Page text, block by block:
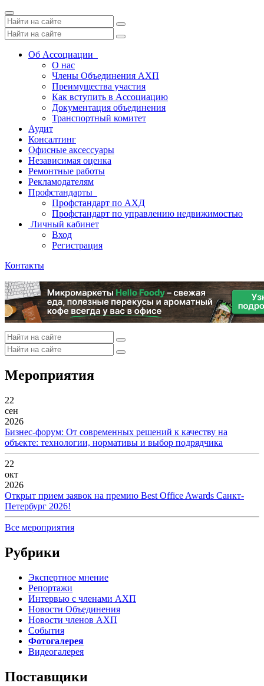
Toggle
navigation
Об Ассоциации
О нас
Члены Объединения АХП
Преимущества участия
Как вступить в Ассоциацию
Документация объединения
Транспортный комитет
Аудит
Консалтинг
Офисные аксессуары
Независимая оценка
Ремонтные работы
Рекламодателям
Профстандарты
Профстандарт по АХД
Профстандарт по управлению недвижимостью
Личный кабинет
Вход
Регистрация
Контакты
Мероприятия
22
сен
2026
Бизнес-форум: От современных решений к качеству на
объекте: технологии, нормативы и выбор подрядчика
22
окт
2026
Открыт прием заявок на премию Best Office Awards Санкт-
Петербург 2026!
Все мероприятия
Рубрики
Экспертное мнение
Репортажи
Интервью с членами АХП
Новости Объединения
Новости членов АХП
События
Фотогалерея
Видеогалерея
Поставщики